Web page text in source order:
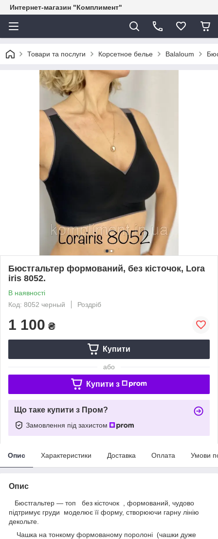
Интернет-магазин "Комплимент"
Товари та послуги Корсетное белье Balaloum
Бюстгальтер формований, без кісточок, Lora
iris 8052.
В наявності
Код: 8052 черный
Роздріб
1 100 ₴
Купити
або
Купити з
Що таке купити з Пром?
Замовлення під захистом
Опис Характеристики Доставка Оплата Умови
Опис
Бюстгальтер — топ без кісточок , формований, чудово
підтримує груди моделює її форму, створюючи гарну лінію
декольте.
Чашка на тонкому формованому поролоні (чашки дуже